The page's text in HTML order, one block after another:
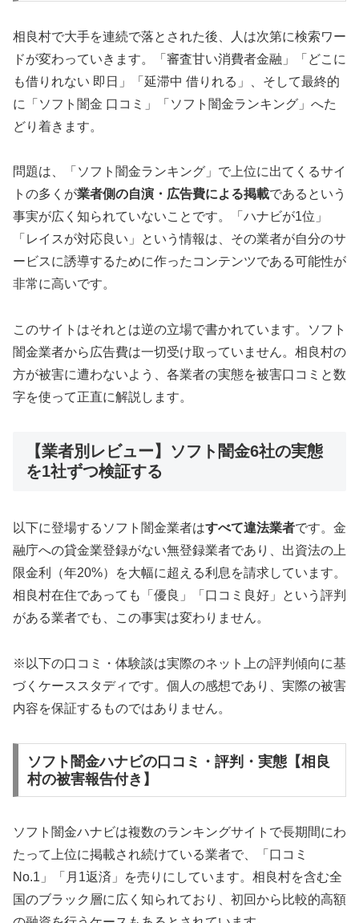
相良村で大手を連続で落とされた後、人は次第に検索ワー
ドが変わっていきます。「審査甘い消費者金融」「どこに
も借りれない 即日」「延滞中 借りれる」、そして最終的
に「ソフト闇金 口コミ」「ソフト闇金ランキング」へた
どり着きます。
問題は、「ソフト闇金ランキング」で上位に出てくるサイ
トの多くが業者側の自演・広告費による掲載であるという
事実が広く知られていないことです。「ハナビが1位」
「レイスが対応良い」という情報は、その業者が自分のサ
ービスに誘導するために作ったコンテンツである可能性が
非常に高いです。
このサイトはそれとは逆の立場で書かれています。ソフト
闇金業者から広告費は一切受け取っていません。相良村の
方が被害に遭わないよう、各業者の実態を被害口コミと数
字を使って正直に解説します。
【業者別レビュー】ソフト闇金6社の実態
を1社ずつ検証する
以下に登場するソフト闇金業者はすべて違法業者です。金
融庁への貸金業登録がない無登録業者であり、出資法の上
限金利（年20%）を大幅に超える利息を請求しています。
相良村在住であっても「優良」「口コミ良好」という評判
がある業者でも、この事実は変わりません。
※以下の口コミ・体験談は実際のネット上の評判傾向に基
づくケーススタディです。個人の感想であり、実際の被害
内容を保証するものではありません。
ソフト闇金ハナビの口コミ・評判・実態【相良
村の被害報告付き】
ソフト闇金ハナビは複数のランキングサイトで長期間にわ
たって上位に掲載され続けている業者で、「口コミ
No.1」「月1返済」を売りにしています。相良村を含む全
国のブラック層に広く知られており、初回から比較的高額